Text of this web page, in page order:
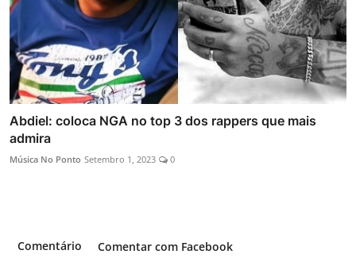
Abdiel: coloca NGA no top 3 dos rappers que mais
admira
Música No Ponto Setembro 1, 2023 0
Comentário Comentar com Facebook